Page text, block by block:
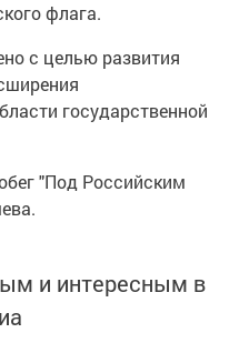
флага.
с целью развития
государственной
"Под Российским
и интересным в